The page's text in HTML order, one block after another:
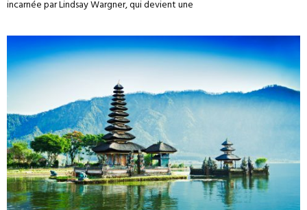
incarnée par Lindsay Wargner, qui devient une